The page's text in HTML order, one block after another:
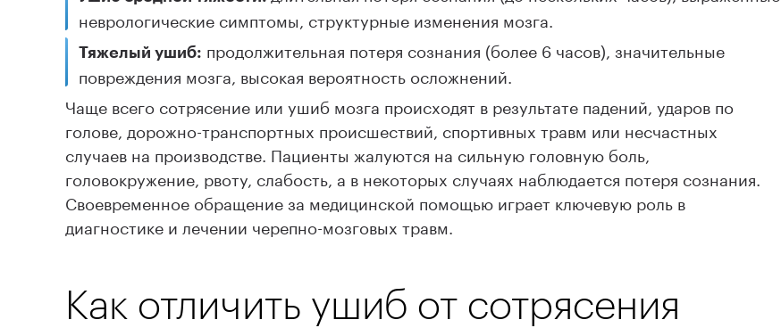
неврологические симптомы, структурные изменения мозга.
Тяжелый ушиб: продолжительная потеря сознания (более 6 часов), значительные
повреждения мозга, высокая вероятность осложнений.
Чаще всего сотрясение или ушиб мозга происходят в результате падений, ударов по
голове, дорожно-транспортных происшествий, спортивных травм или несчастных
случаев на производстве. Пациенты жалуются на сильную головную боль,
головокружение, рвоту, слабость, а в некоторых случаях наблюдается потеря сознания.
Своевременное обращение за медицинской помощью играет ключевую роль в
диагностике и лечении черепно-мозговых травм.
Как отличить ушиб от сотрясения